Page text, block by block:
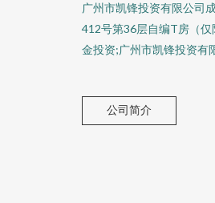
广州市凯锋投资有限公司
412号第36层自编T房（
金投资;广州市凯锋投资有
公司简介